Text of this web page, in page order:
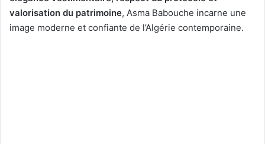
valorisation du patrimoine, Asma Babouche incarne une
image moderne et confiante de l’Algérie contemporaine.